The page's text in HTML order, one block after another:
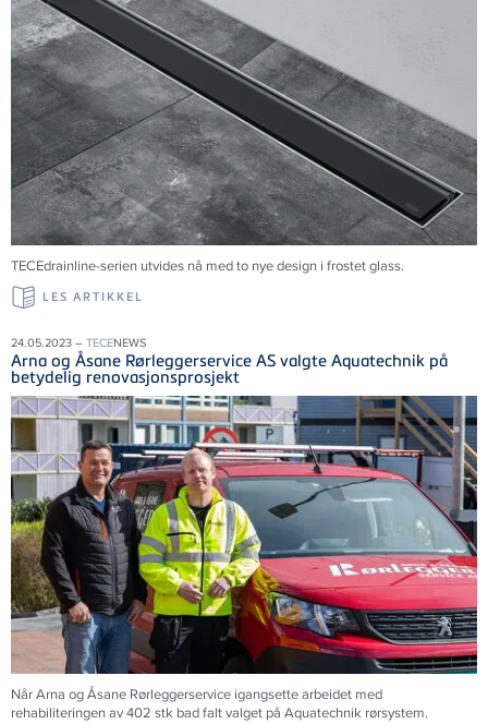
TECEdrainline-serien utvides nå med to nye design i frostet glass.
LES ARTIKKEL
24.05.2023 – TECENEWS
Arna og Åsane Rørleggerservice AS valgte Aquatechnik på
betydelig renovasjonsprosjekt
Når Arna og Åsane Rørleggerservice igangsette arbeidet med
rehabiliteringen av 402 stk bad falt valget på Aquatechnik rørsystem.